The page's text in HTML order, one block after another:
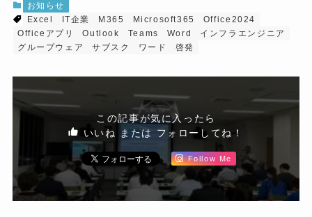
お知らせ
Excel
IT企業 M365 Microsoft365
Office2024
Officeアプリ
Outlook Teams Word
インフラエンジニア
グループウェア
サブスク ワード 啓発
この記事が気に入ったら
いいね または フォローしてね！
Follow Me